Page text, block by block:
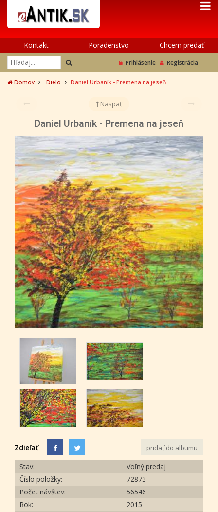
Kontakt Poradenstvo Chcem predať
Prihlásenie Registrácia
Domov Dielo Daniel Urbaník - Premena na jeseň
Naspäť
Daniel Urbaník - Premena na jeseň
Zdieľať pridať do albumu
Stav:
Voľný predaj
Číslo položky:
72873
Počet návštev:
56546
Rok:
2015